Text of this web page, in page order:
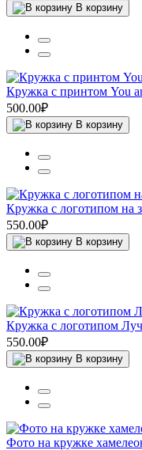
В корзину
Кружка с принтом You
500.00₽
В корзину
Кружка с логотипом на
550.00₽
В корзину
Кружка с логотипом
550.00₽
В корзину
Фото на кружке